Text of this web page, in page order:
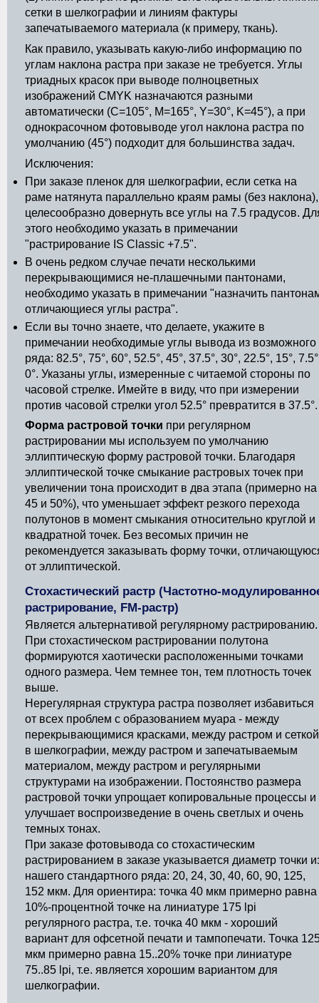
сетки в шелкографии и линиям фактуры
запечатываемого материала (к примеру, ткань).
Как правило, указывать какую-либо информацию по
углам наклона растра при заказе не требуется. Углы
триадных красок при выводе полноцветных
изображений CMYK назначаются разными
автоматически (C=105°, M=165°, Y=30°, K=45°), а при
однокрасочном фотовыводе угол наклона растра по
умолчанию (45°) подходит для большинства задач.
Исключения:
При заказе пленок для шелкографии, если сетка на
раме натянута параллельно краям рамы (без наклона),
целесообразно довернуть все углы на 7.5 градусов.
этого необходимо указать в примечании
"растрирование IS Classic +7.5".
В очень редком случае печати несколькими
перекрывающимися не-плашечными пантонами,
необходимо указать в примечании "назначить
отличающиеся углы растра".
Если вы точно знаете, что делаете, укажите в
примечании необходимые углы вывода из возможного
ряда: 82.5°, 75°, 60°, 52.5°, 45°, 37.5°, 30°, 22.5°, 15°,
0°. Указаны углы, измеренные с читаемой стороны по
часовой стрелке. Имейте в виду, что при измерении
против часовой стрелки угол 52.5° превратится в 37.5°.
Форма растровой точки при регулярном
растрировании мы используем по умолчанию
эллиптическую форму растровой точки. Благодаря
эллиптической точке смыкание растровых точек при
увеличении тона происходит в два этапа (примерно на
45 и 50%), что уменьшает эффект резкого перехода
полутонов в момент смыкания относительно круглой и
квадратной точек. Без весомых причин не
рекомендуется заказывать форму точки,
от эллиптической.
Стохастический растр (Частотно-
растрирование, FM-растр)
Является альтернативой регулярному растрированию.
При стохастическом растрировании полутона
формируются хаотически расположенными точками
одного размера. Чем темнее тон, тем плотность точек
выше.
Нерегулярная структура растра позволяет избавиться
от всех проблем с образованием муара - между
перекрывающимися красками, между растром и сеткой
в шелкографии, между растром и запечатываемым
материалом, между растром и регулярными
структурами на изображении. Постоянство размера
растровой точки упрощает копировальные процессы и
улучшает воспроизведение в очень светлых и очень
темных тонах.
При заказе фотовывода со стохастическим
растрированием в заказе указывается диаметр точки
нашего стандартного ряда: 20, 24, 30, 40, 60, 90, 125,
152 мкм. Для ориентира: точка 40 мкм примерно равна
10%-процентной точке на линиатуре 175 lpi
регулярного растра, т.е. точка 40 мкм - хороший
вариант для офсетной печати и тампопечати. Точка
мкм примерно равна 15..20% точке при линиатуре
75..85 lpi, т.е. является хорошим вариантом для
шелкографии.